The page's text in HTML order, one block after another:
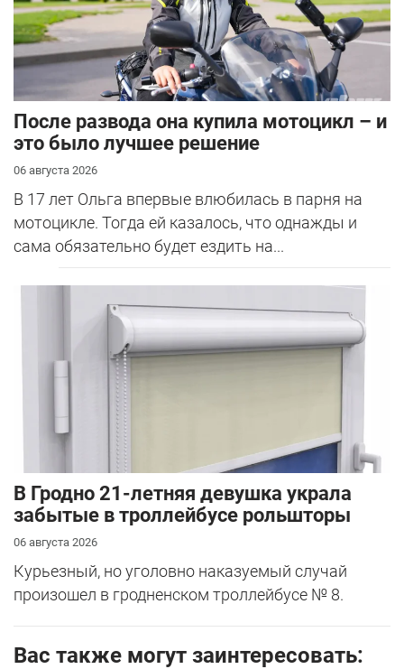
После развода она купила мотоцикл – и
это было лучшее решение
06 августа 2026
В 17 лет Ольга впервые влюбилась в парня на
мотоцикле. Тогда ей казалось, что однажды и
сама обязательно будет ездить на...
В Гродно 21-летняя девушка украла
забытые в троллейбусе рольшторы
06 августа 2026
Курьезный, но уголовно наказуемый случай
произошел в гродненском троллейбусе № 8.
Вас также могут заинтересовать: